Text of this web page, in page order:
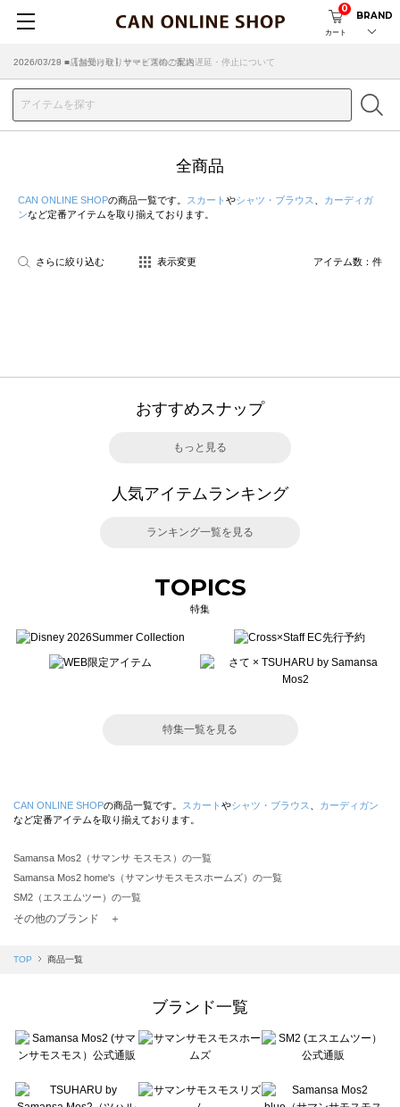
カート
0
BRAND
2026/07/29 ■【お知らせ】ヤマト運輸の配送遅延・停止について
2026/03/18 ■店舗受け取りサービスのご案内
全商品
CAN ONLINE SHOPの商品一覧です。 スカート やシャツ・ブラウス
カーディガ
ンなど定番アイテムを取り揃えております。
さらに絞り込む 表示変更 アイテム数： 件
おすすめスナップ
もっと見る
人気アイテムランキング
ランキング一覧を見る
TOPICS
特集
特集一覧を見る
CAN ONLINE SHOPの商品一覧です。 スカート やシャツ・ブラウス
カーディガン
など定番アイテムを取り揃えております。
Samansa Mos2（サマンサ モスモス）の一覧
Samansa Mos2 home's（サマンサモスモスホームズ）の一覧
SM2（エスエムツー）の一覧
TSUHARU by Samansa Mos2（ツハルバイサマンサモスモス）の一覧
Samansa Mos2 blue（サマンサモスモス ブルー）の一覧
Te chichi（テチチ）の一覧
Te chichi CLASSIC（テチチ クラシック）の一覧
Lugnoncure（ルノンキュール）の一覧
その他のブランド ＋
TOP 商品一覧
ブランド一覧